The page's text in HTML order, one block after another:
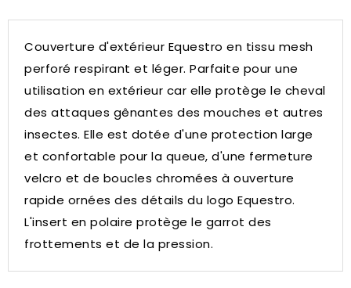
Couverture d'extérieur Equestro en tissu mesh
perforé respirant et léger. Parfaite pour une
utilisation en extérieur car elle protège le cheval
des attaques gênantes des mouches et autres
insectes. Elle est dotée d'une protection large
et confortable pour la queue, d'une fermeture
velcro et de boucles chromées à ouverture
rapide ornées des détails du logo Equestro.
L'insert en polaire protège le garrot des
frottements et de la pression.